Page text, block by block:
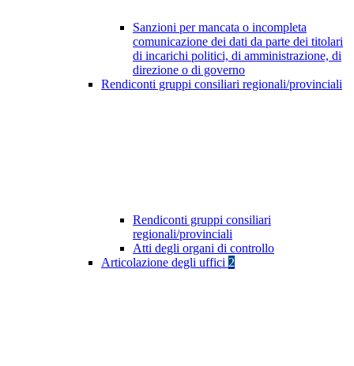
Sanzioni per mancata o incompleta
comunicazione dei dati da parte dei titolari
di incarichi politici, di amministrazione, di
direzione o di governo
Rendiconti gruppi consiliari regionali/provinciali
Rendiconti gruppi consiliari
regionali/provinciali
Atti degli organi di controllo
Articolazione degli uffici 2